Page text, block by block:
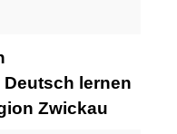
lernen
Zwickau